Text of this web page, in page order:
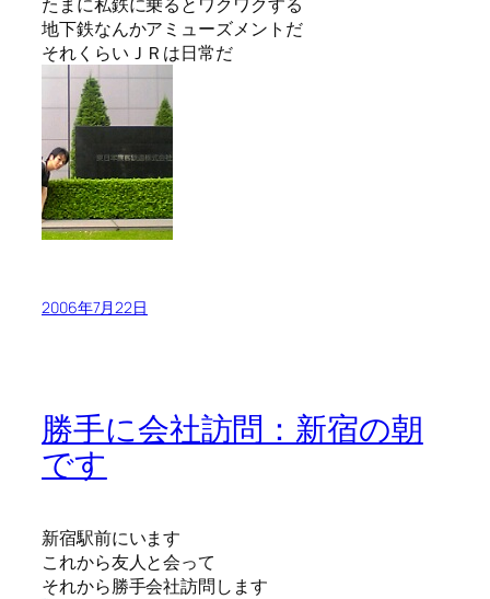
地下鉄なんかアミューズメントだ
それくらいＪＲは日常だ
2006年7月22日
勝手に会社訪問：新宿の朝
です
新宿駅前にいます
これから友人と会って
それから勝手会社訪問します